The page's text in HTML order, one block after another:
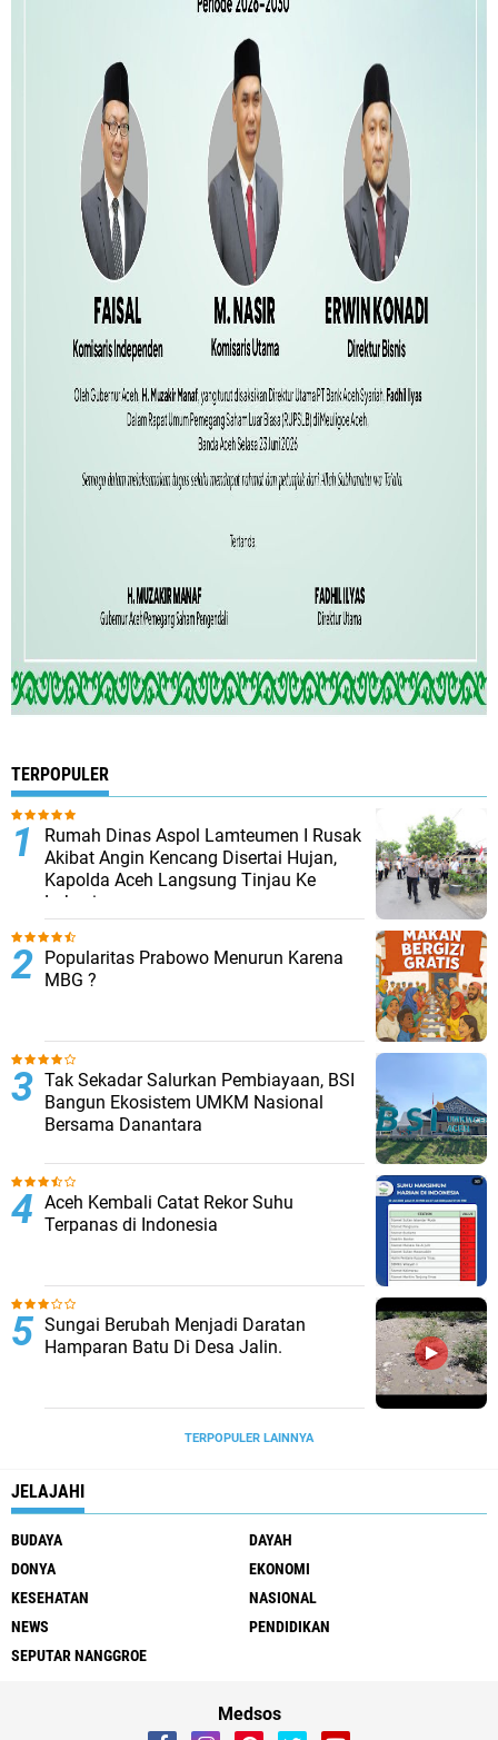
TERPOPULER
Rumah Dinas Aspol Lamteumen I Rusak
Akibat Angin Kencang Disertai Hujan,
Kapolda Aceh Langsung Tinjau Ke
Lokasi
Popularitas Prabowo Menurun Karena
MBG ?
Tak Sekadar Salurkan Pembiayaan, BSI
Bangun Ekosistem UMKM Nasional
Bersama Danantara
Aceh Kembali Catat Rekor Suhu
Terpanas di Indonesia
Sungai Berubah Menjadi Daratan
Hamparan Batu Di Desa Jalin.
TERPOPULER LAINNYA
JELAJAHI
BUDAYA
DAYAH
DONYA
EKONOMI
KESEHATAN
NASIONAL
NEWS
PENDIDIKAN
SEPUTAR NANGGROE
Medsos